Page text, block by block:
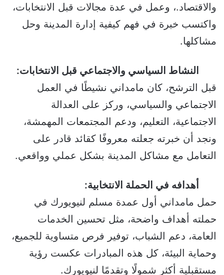
والاقتصاد.، وعمل في عدة مجالات قبل الانتخابات،
واكتسب خبرة في فهم كيفية إدارة المدينة وحل
مشاكلها.
النشاط السياسي والاجتماعي قبل الانتخابات:
قبل الترشح، كان مامداني نشيطًا في العمل
الاجتماعي والسياسي، وركز على العدالة
الاجتماعية، التعليم، ودعم المجتمعات المهمشة،
ونجد أن خبرته جعلته معروفًا كقائد قادر على
التعامل مع مشاكل المدينة بشكل عملي وواقعي.
أهدافه في الحملة الانتخابية:
حمل مامداني أول عمدة مسلم لنيويورك في
حملته أهداف واضحة، مثل تحسين الخدمات
العامة، دعم الشباب، توفير فرص متساوية للجميع،
وحماية البيئة، كل هذه المبادرات عكست رؤية
مستقبلية أكثر شمولًا وتقدمًا لنيويورك.